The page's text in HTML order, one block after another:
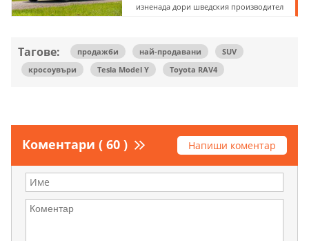
изненада дори шведския производител
Тагове: продажби най-продавани
SUV
кросоувъри
Tesla Model Y Toyota RAV4
Коментари ( 60 ) Напиши коментар